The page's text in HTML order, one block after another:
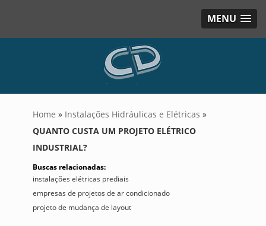
MENU
Home » Instalações Hidráulicas e Elétricas »
QUANTO CUSTA UM PROJETO ELÉTRICO
INDUSTRIAL?
Buscas relacionadas:
instalações elétricas prediais
empresas de projetos de ar condicionado
projeto de mudança de layout